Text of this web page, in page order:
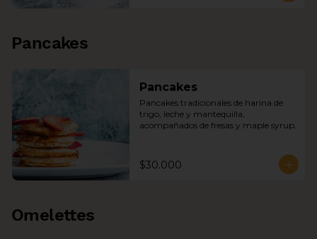
Pancakes
Pancakes
Pancakes tradicionales de harina de
trigo, leche y mantequilla,
acompañados de fresas y maple syrup.
$30.000
Omelettes